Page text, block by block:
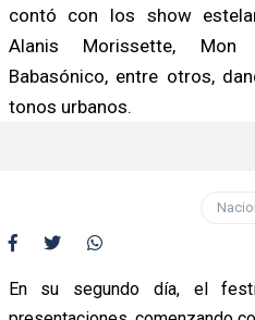
contó con los show
Alanis Morissette, Mon
Babasónico, entre otros,
tonos urbanos.
En su segundo día, el